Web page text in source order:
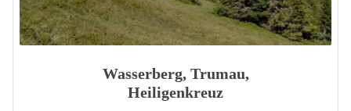
Wasserberg, Trumau,
Heiligenkreuz